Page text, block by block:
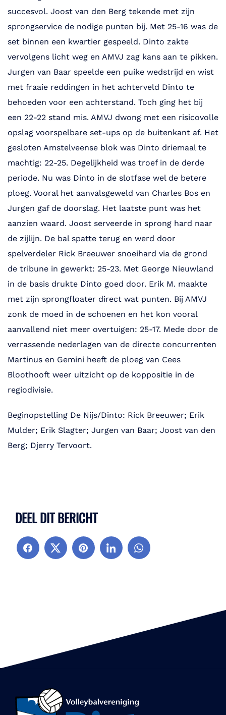
succesvol. Joost van den Berg tekende met zijn
sprongservice de nodige punten bij. Met 25-16 was de
set binnen een kwartier gespeeld. Dinto zakte
vervolgens licht weg en AMVJ zag kans aan te pikken.
Jurgen van Baar speelde een puike wedstrijd en wist
met fraaie reddingen in het achterveld Dinto te
behoeden voor een achterstand. Toch ging het bij
een 22-22 stand mis. AMVJ dwong met een risicovolle
opslag voorspelbare set-ups op de buitenkant af. Het
gesloten Amstelveense blok was Dinto driemaal te
machtig: 22-25. Degelijkheid was troef in de derde
periode. Nu was Dinto in de slotfase wel de betere
ploeg. Vooral het aanvalsgeweld van Charles Bos en
Jurgen gaf de doorslag. Het laatste punt was het
aanzien waard. Joost serveerde in sprong hard naar
de zijlijn. De bal spatte terug en werd door
spelverdeler Rick Breeuwer snoeihard via de grond
de tribune in gewerkt: 25-23. Met George Nieuwland
in de basis drukte Dinto goed door. Erik M. maakte
met zijn sprongfloater direct wat punten. Bij AMVJ
zonk de moed in de schoenen en het kon vooral
aanvallend niet meer overtuigen: 25-17. Mede door de
verrassende nederlagen van de directe concurrenten
Martinus en Gemini heeft de ploeg van Cees
Bloothooft weer uitzicht op de koppositie in de
regiodivisie.
Beginopstelling De Nijs/Dinto: Rick Breeuwer; Erik
Mulder; Erik Slagter; Jurgen van Baar; Joost van den
Berg; Djerry Tervoort.
DEEL DIT BERICHT